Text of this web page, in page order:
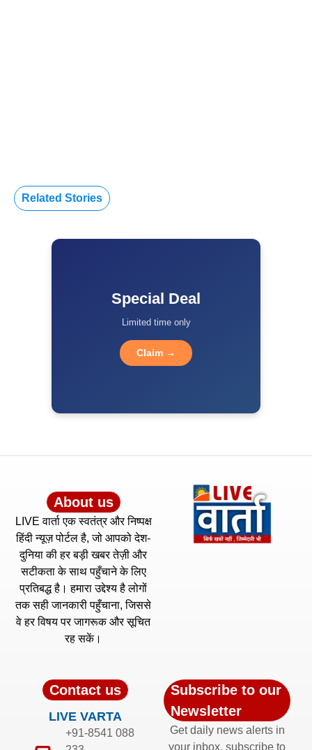
Related Stories
Special Deal
Limited time only
Claim →
About us
LIVE वार्ता एक स्वतंत्र और निष्पक्ष
हिंदी न्यूज़ पोर्टल है, जो आपको देश-
दुनिया की हर बड़ी खबर तेज़ी और
सटीकता के साथ पहुँचाने के लिए
प्रतिबद्ध है। हमारा उद्देश्य है लोगों
तक सही जानकारी पहुँचाना, जिससे
वे हर विषय पर जागरूक और सूचित
रह सकें।
Contact us
LIVE VARTA
+91-8541 088
Subscribe to our
Newsletter
Get daily news alerts in
your inbox, subscribe to